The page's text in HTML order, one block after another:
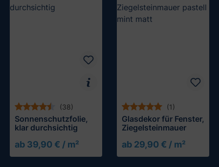
(38)
Sonnenschutzfolie,
klar durchsichtig
ab 39,90 € / m²
Muster testen
(1)
Glasdekor für Fenster,
Ziegelsteinmauer
ab 29,90 € / m²